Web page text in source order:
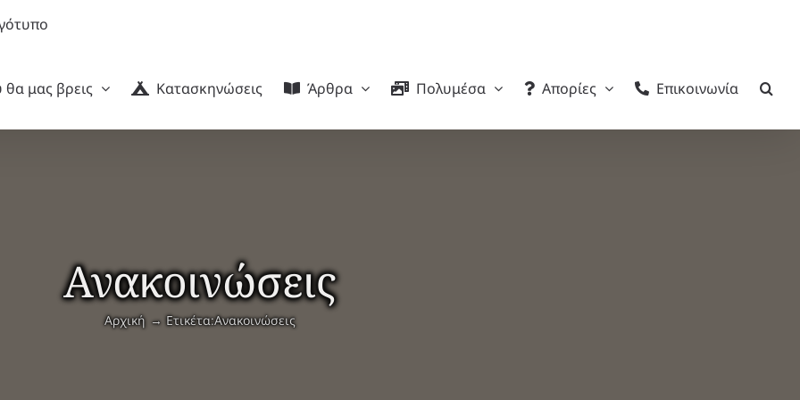
μας βρεις
Κατασκηνώσεις Άρθρα Πολυμέσα Απορίες Επικοινωνία
Ανακοινώσεις
Αρχική Ετικέτα:Ανακοινώσεις